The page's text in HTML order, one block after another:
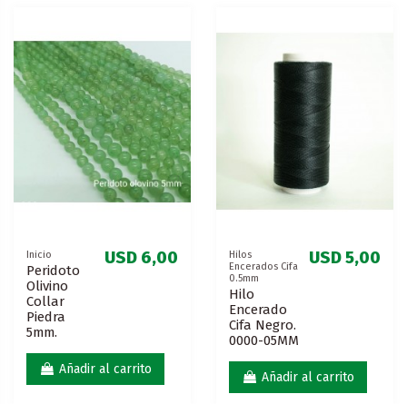
Inicio
Peridoto
Olivino
Collar
Piedra
5mm.
USD 6,00
Añadir al carrito
Hilos
Encerados Cifa
0.5mm
Hilo
Encerado
Cifa Negro.
0000-05MM
USD 5,00
Añadir al carrito